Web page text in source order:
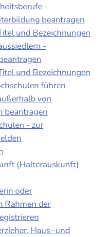
-
beantragen
und Bezeichnungen
-
und Bezeichnungen
führen
von
beantragen
- zur
(Halterauskunft)
oder
Rahmen der
Haus- und